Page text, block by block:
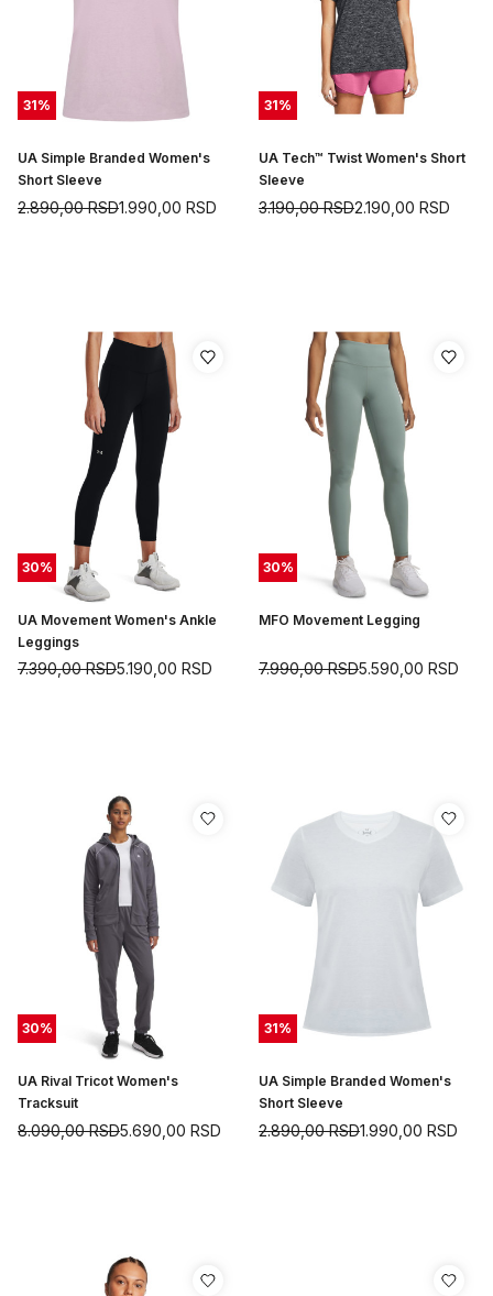
31%
UA Simple Branded Women's
Short Sleeve
1.990,00 RSD
2.890,00RSD
31%
UA Tech™ Twist Women's Short
Sleeve
2.190,00 RSD
3.190,00RSD
30%
UA Movement Women's Ankle
Leggings
5.190,00 RSD
7.390,00RSD
30%
MFO Movement Legging
5.590,00 RSD
7.990,00RSD
30%
UA Rival Tricot Women's
Tracksuit
5.690,00 RSD
8.090,00RSD
31%
UA Simple Branded Women's
Short Sleeve
1.990,00 RSD
2.890,00RSD